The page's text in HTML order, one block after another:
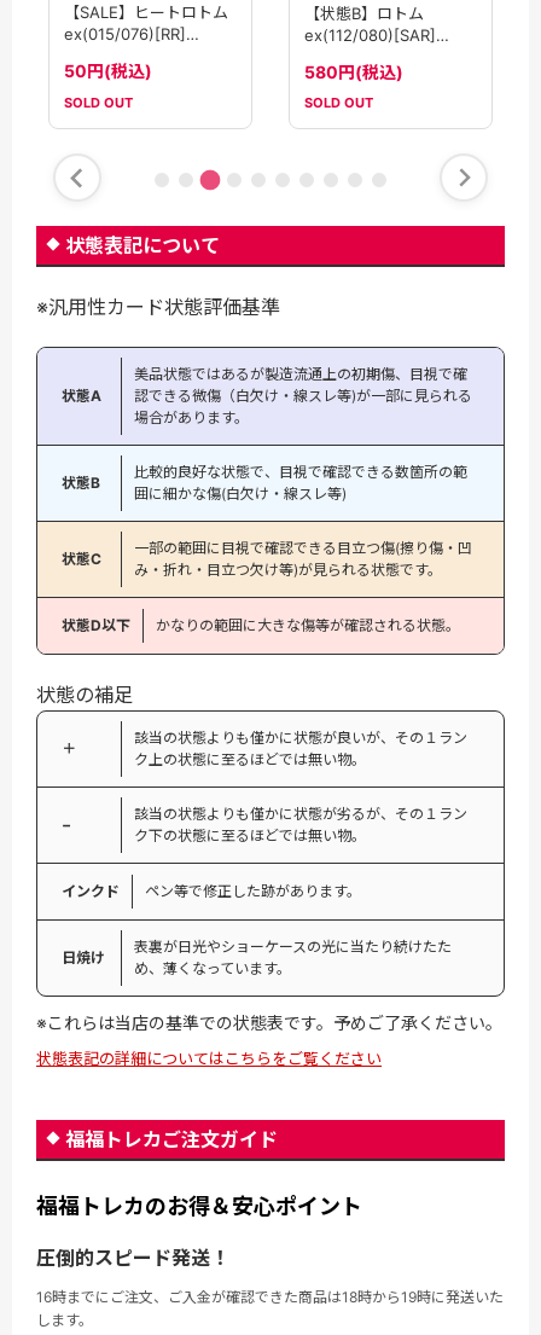
【SALE】ヒートロトム
ex(015/076)[RR]
50円(税込)
SOLD OUT
【状態B】ロトム
ex(112/080)[SAR]
580円(税込)
SOLD OUT
状態表記について
※汎用性カード状態評価基準
状態A
美品状態ではあるが製造流通上の初期傷、目視で確
認できる微傷（白欠け・線スレ等)が一部に見られる
場合があります。
状態B
比較的良好な状態で、目視で確認できる数箇所の範
囲に細かな傷(白欠け・線スレ等)
状態C
一部の範囲に目視で確認できる目立つ傷(擦り傷・凹
み・折れ・目立つ欠け等)が見られる状態です。
状態D以下 かなりの範囲に大きな傷等が確認される状態。
状態の補足
＋
該当の状態よりも僅かに状態が良いが、その１ラン
ク上の状態に至るほどでは無い物。
−
該当の状態よりも僅かに状態が劣るが、その１ラン
ク下の状態に至るほどでは無い物。
インクド ペン等で修正した跡があります。
日焼け
表裏が日光やショーケースの光に当たり続けたた
め、薄くなっています。
※これらは当店の基準での状態表です。予めご了承ください。
状態表記の詳細についてはこちらをご覧ください
福福トレカご注文ガイド
福福トレカのお得＆安心ポイント
圧倒的スピード発送！
16時までにご注文、ご入金が確認できた商品は18時から19時に発送いた
します。